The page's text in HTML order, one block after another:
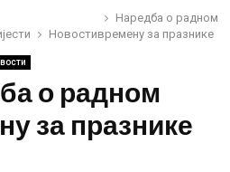
Новости
Наредба о радном
времену за празнике
о радном
за празнике